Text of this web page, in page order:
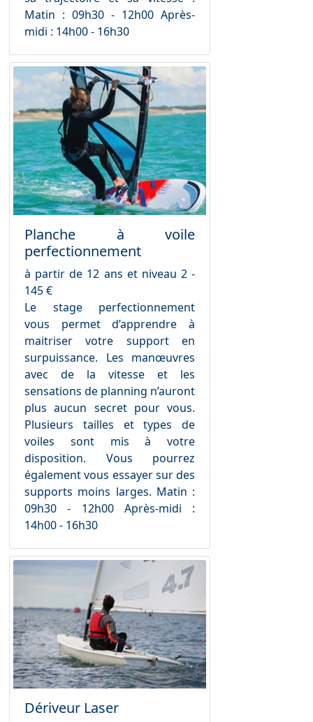
Matin : 09h30 - 12h00 Après-
midi : 14h00 - 16h30
Planche à voile
perfectionnement
à partir de 12 ans et niveau 2 -
145 €
Le stage perfectionnement
vous permet d’apprendre à
maitriser votre support en
surpuissance. Les manœuvres
avec de la vitesse et les
sensations de planning n’auront
plus aucun secret pour vous.
Plusieurs tailles et types de
voiles sont mis à votre
disposition. Vous pourrez
également vous essayer sur des
supports moins larges. Matin :
09h30 - 12h00 Après-midi :
14h00 - 16h30
Dériveur Laser